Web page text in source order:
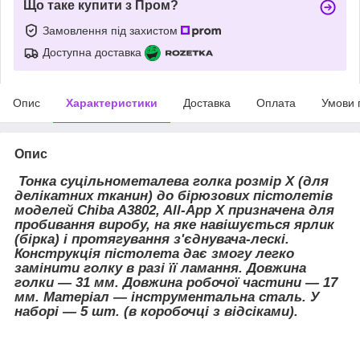
Що таке купити з Пром?
Замовлення під захистом
Доступна доставка
Опис Характеристики Доставка Оплата Умови
Опис
Тонка суцільнометалева голка розмір X (для
делікатних тканин) до бірюзових пістолетів
моделей Chiba A3802, All-App X призначена для
пробивання виробу, на яке навішується ярлик
(бірка) і протягування з'єднувача-лескі.
Конструкція пістолета дає змогу легко
замінити голку в разі її ламання. Довжина
голки — 31 мм. Довжина робочої частини — 17
мм. Матеріал — інструментальна сталь. У
наборі — 5 шт. (в коробочці з відсіками).